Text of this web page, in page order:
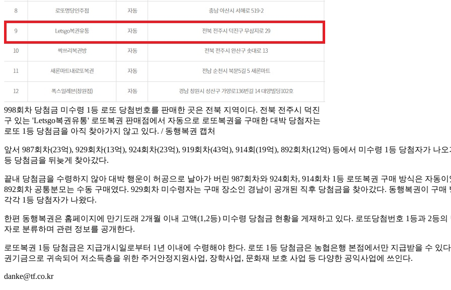
998회차 당첨금 미수령 1등 로또 당첨번호를 판매한 곳은 전북 지역이다. 전북 전주시 덕진
구 있는 'Letsgo복권유통' 로또복권 판매점에서 자동으로 로또복권을 구매한 대박 당첨자는
로또 1등 당첨금을 아직 찾아가지 않고 있다. / 동행복권 캡처
앞서 987회차(23억), 929회차(13억), 924회차(23억), 919회차(43억), 914회(19억), 892회차(12억) 등에서 미수령 1등 당첨자가 나
등 당첨금을 뒤늦게 찾아갔다.
끝내 당첨금을 수령하지 않아 대박 행운이 허공으로 날아가 버린 987회차와 924회차, 914회차 1등 로또복권 구매 방식은 자동
892회차 공통분모는 수동 구매였다. 929회차 미수령자는 구매 장소인 경남이 공개된 직후 당첨금을 찾아갔다. 동행복권이 구
각각 1등 당첨자가 나왔다.
한편 동행복권은 홈페이지에 만기도래 2개월 이내 고액(1,2등) 미수령 당첨금 현황을 게재하고 있다. 로또당첨번호 1등과 2등
자로 분류하며 관련 정보를 공개한다.
로또복권 1등 당첨금은 지급개시일로부터 1년 이내에 수령해야 한다. 로또 1등 당첨금은 농협은행 본점에서만 지급받을 수 있
권기금으로 귀속되어 저소득층을 위한 주거안정지원사업, 장학사업, 문화재 보호 사업 등 다양한 공익사업에 쓰인다.
danke@tf.co.kr